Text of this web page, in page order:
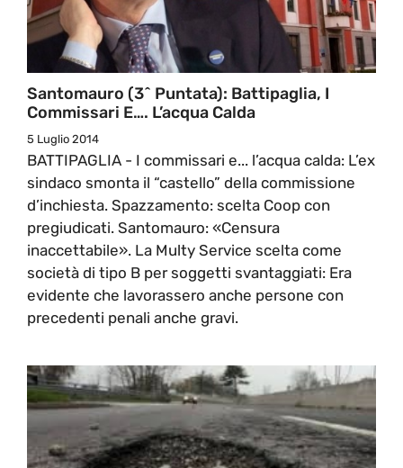
Santomauro (3^ Puntata): Battipaglia, I
Commissari E…. L’acqua Calda
5 Luglio 2014
BATTIPAGLIA - I commissari e... l’acqua calda: L’ex
sindaco smonta il “castello” della commissione
d’inchiesta. Spazzamento: scelta Coop con
pregiudicati. Santomauro: «Censura
inaccettabile». La Multy Service scelta come
società di tipo B per soggetti svantaggiati: Era
evidente che lavorassero anche persone con
precedenti penali anche gravi.